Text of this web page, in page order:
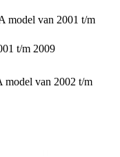
model van 2001 t/m
t/m 2009
van 2002 t/m